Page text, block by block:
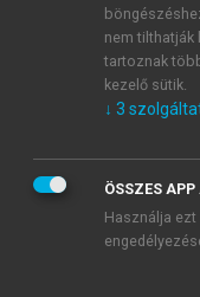
Általános
mersz.huoldalak
tudomásul
nem tilthatják
tartoznak
kezelő sütik.
↓ 3
ÖSSZES
Használja